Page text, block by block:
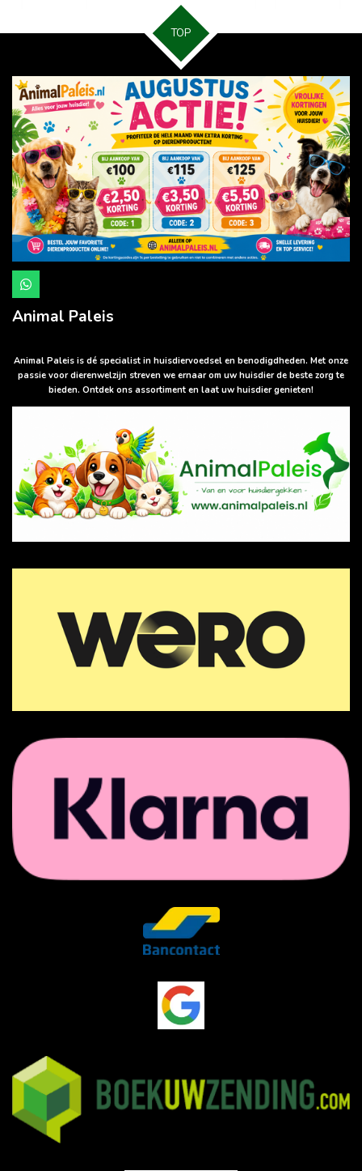
TOP
W
h
a
t
p
p
Animal Paleis
Animal Paleis is dé specialist in huisdiervoedsel en benodigdheden. Met onze
passie voor dierenwelzijn streven we ernaar om uw huisdier de beste zorg te
bieden. Ontdek ons assortiment en laat uw huisdier genieten!